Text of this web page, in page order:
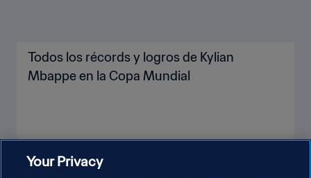
Todos los récords y logros de Kylian
Mbappe en la Copa Mundial
Your Privacy